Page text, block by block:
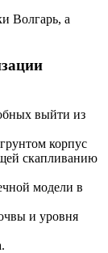
Волгарь, а
выйти из
корпус
скапливанию
модели в
и уровня